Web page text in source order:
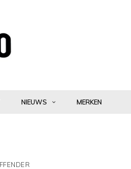
NIEUWS MERKEN